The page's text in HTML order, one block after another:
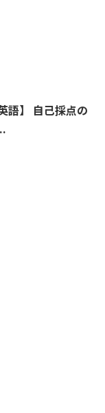
語】 自己採点の